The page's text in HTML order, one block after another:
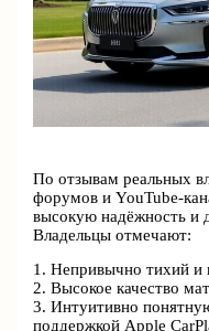
По отзывам реальных
форумов и YouTube-
высокую надёжность и
Владельцы отмечают:
1. Непривычно тихий и
2. Высокое качество
3. Интуитивно
поддержкой Apple